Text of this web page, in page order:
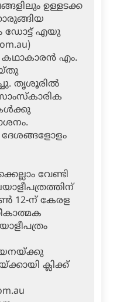
ഉള്ളടക്ക
ഡോട്ട് എയു
കഥാകാരന്‍ എം.
തൃശൂരില്‍
ദേശങ്ങളോളം
വേണ്ടി
12-ന് കേരള
ക്ലിക്ക്